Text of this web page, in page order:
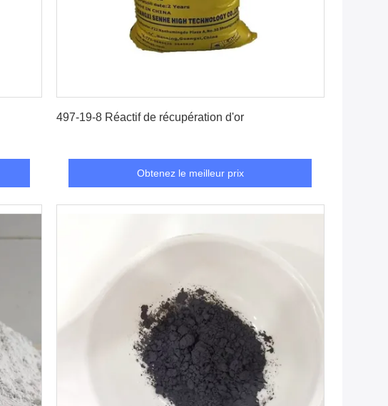
497-19-8 Réactif de récupération d'or
Obtenez le meilleur prix